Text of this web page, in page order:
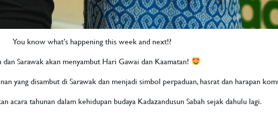
You know what’s happening this week and next!?
dan Sarawak akan menyambut Hari Gawai dan Kaamatan!
yang disambut di Sarawak dan menjadi simbol perpaduan, hasrat dan harapan
acara tahunan dalam kehidupan budaya Kadazandusun Sabah sejak dahulu lagi.